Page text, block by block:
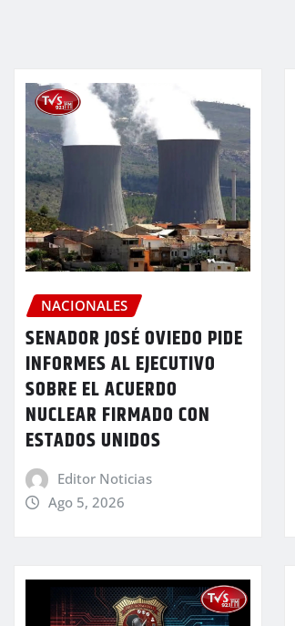
NACIONALES
SENADOR JOSÉ OVIEDO PIDE
INFORMES AL EJECUTIVO
SOBRE EL ACUERDO
NUCLEAR FIRMADO CON
ESTADOS UNIDOS
Editor Noticias
Ago 5, 2026